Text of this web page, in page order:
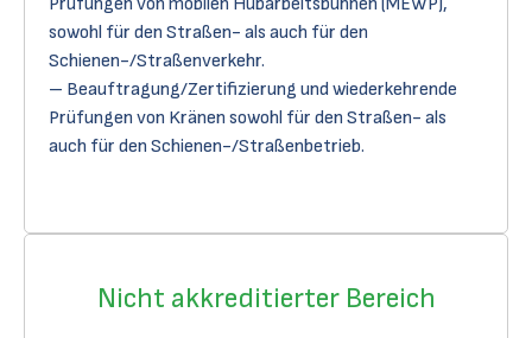
sowohl für den Straßen- als auch für den
Schienen-/Straßenverkehr.
– Beauftragung/Zertifizierung und wiederkehrende
Prüfungen von Kränen sowohl für den Straßen- als
auch für den Schienen-/Straßenbetrieb.
Nicht akkreditierter Bereich